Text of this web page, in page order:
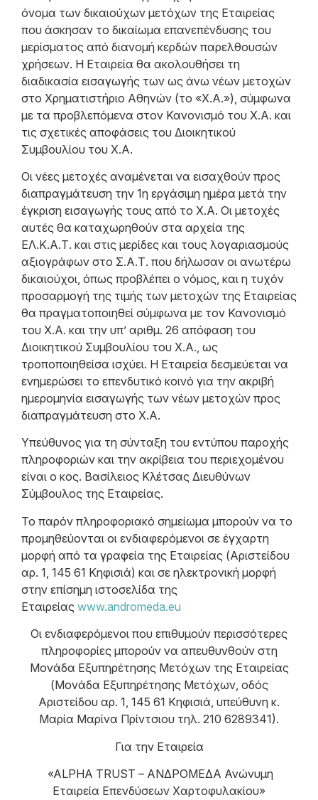
όνομα των δικαιούχων μετόχων της Εταιρείας
που άσκησαν το δικαίωμα επανεπένδυσης του
μερίσματος από διανομή κερδών παρελθουσών
χρήσεων. Η Εταιρεία θα ακολουθήσει τη
διαδικασία εισαγωγής των ως άνω νέων μετοχών
στο Χρηματιστήριο Αθηνών (το «Χ.Α.»), σύμφωνα
με τα προβλεπόμενα στον Κανονισμό του Χ.Α. και
τις σχετικές αποφάσεις του Διοικητικού
Συμβουλίου του Χ.Α.
Οι νέες μετοχές αναμένεται να εισαχθούν προς
διαπραγμάτευση την 1η εργάσιμη ημέρα μετά την
έγκριση εισαγωγής τους από το Χ.Α. Οι μετοχές
αυτές θα καταχωρηθούν στα αρχεία της
ΕΛ.Κ.Α.Τ. και στις μερίδες και τους λογαριασμούς
αξιογράφων στο Σ.Α.Τ. που δήλωσαν οι ανωτέρω
δικαιούχοι, όπως προβλέπει ο νόμος, και η τυχόν
προσαρμογή της τιμής των μετοχών της Εταιρείας
θα πραγματοποιηθεί σύμφωνα με τον Κανονισμό
του Χ.Α. και την υπ’ αριθμ. 26 απόφαση του
Διοικητικού Συμβουλίου του Χ.Α., ως
τροποποιηθείσα ισχύει. Η Εταιρεία δεσμεύεται να
ενημερώσει το επενδυτικό κοινό για την ακριβή
ημερομηνία εισαγωγής των νέων μετοχών προς
διαπραγμάτευση στο Χ.Α.
Υπεύθυνος για τη σύνταξη του εντύπου παροχής
πληροφοριών και την ακρίβεια του περιεχομένου
είναι ο κος. Βασίλειος Κλέτσας Διευθύνων
Σύμβουλος της Εταιρείας.
Το παρόν πληροφοριακό σημείωμα μπορούν να το
προμηθεύονται οι ενδιαφερόμενοι σε έγχαρτη
μορφή από τα γραφεία της Εταιρείας (Αριστείδου
αρ. 1, 145 61 Κηφισιά) και σε ηλεκτρονική μορφή
στην επίσημη ιστοσελίδα της
Εταιρείας www.andromeda.eu
Οι ενδιαφερόμενοι που επιθυμούν περισσότερες
πληροφορίες μπορούν να απευθυνθούν στη
Μονάδα Εξυπηρέτησης Μετόχων της Εταιρείας
(Μονάδα Εξυπηρέτησης Μετόχων, οδός
Αριστείδου αρ. 1, 145 61 Κηφισιά, υπεύθυνη κ.
Μαρία Μαρίνα Πρίντσιου τηλ. 210 6289341).
Για την Εταιρεία
«ALPHA TRUST – ΑΝΔΡΟΜΕΔΑ Ανώνυμη
Εταιρεία Επενδύσεων Χαρτοφυλακίου»